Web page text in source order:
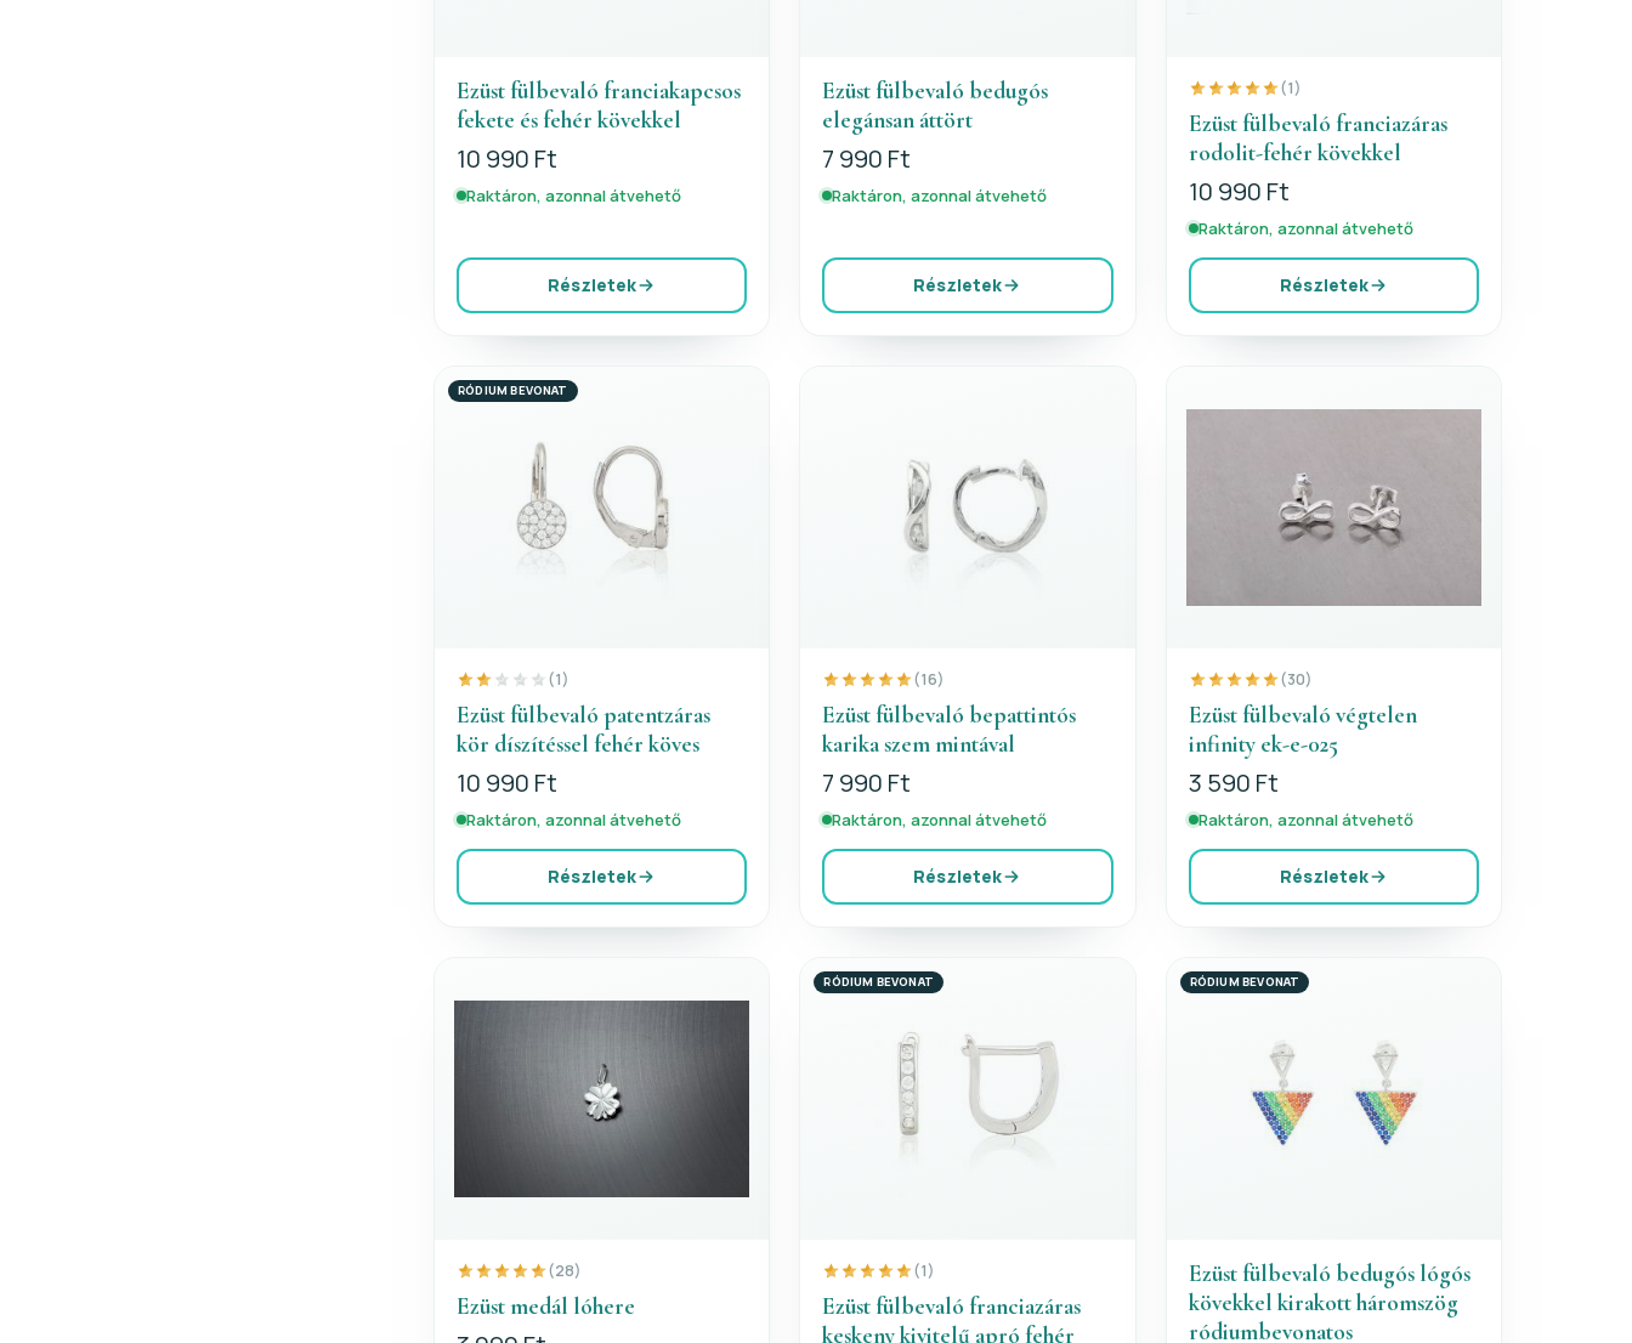
Ezüst fülbevaló franciakapcsos
fekete és fehér kövekkel
10 990 Ft
Raktáron, azonnal átvehető
Részletek
Ezüst fülbevaló bedugós
elegánsan áttört
7 990 Ft
Raktáron, azonnal átvehető
Részletek
(1)
Ezüst fülbevaló franciazáras
rodolit-fehér kövekkel
10 990 Ft
Raktáron, azonnal átvehető
Részletek
RÓDIUM BEVONAT
(1)
Ezüst fülbevaló patentzáras
kör díszítéssel fehér köves
10 990 Ft
Raktáron, azonnal átvehető
Részletek
(16)
Ezüst fülbevaló bepattintós
karika szem mintával
7 990 Ft
Raktáron, azonnal átvehető
Részletek
(30)
Ezüst fülbevaló végtelen
infinity ek-e-025
3 590 Ft
Raktáron, azonnal átvehető
Részletek
(28)
Ezüst medál lóhere
RÓDIUM BEVONAT
(1)
Ezüst fülbevaló franciazáras
keskeny kivitelű apró fehér
RÓDIUM BEVONAT
Ezüst fülbevaló bedugós lógós
kövekkel kirakott háromszög
ródiumbevonatos